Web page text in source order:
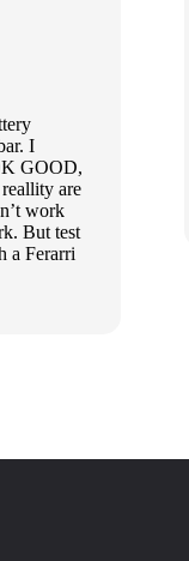
I
GOOD,
are
work
But test
a Ferarri